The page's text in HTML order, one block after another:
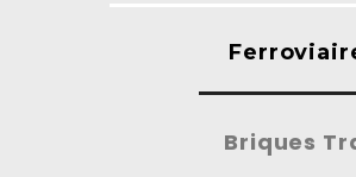
Briques